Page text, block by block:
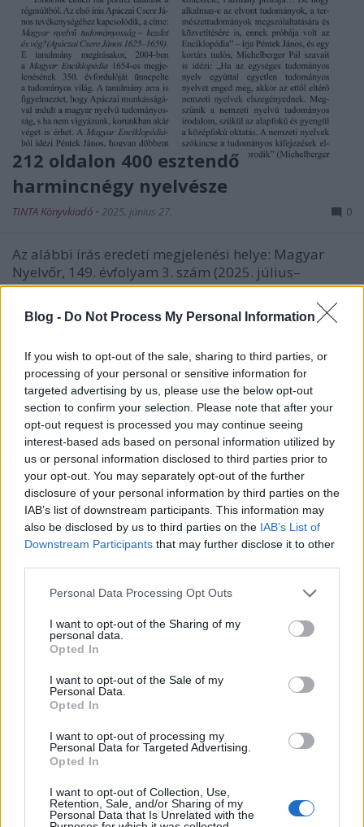
Blog - Do Not Process My Personal Information
If you wish to opt-out of the sale, sharing to third parties, or
processing of your personal or sensitive information for
targeted advertising by us, please use the below opt-out
section to confirm your selection. Please note that after your
opt-out request is processed you may continue seeing
interest-based ads based on personal information utilized by
us or personal information disclosed to third parties prior to
your opt-out. You may separately opt-out of the further
disclosure of your personal information by third parties on the
IAB’s list of downstream participants. This information may
also be disclosed by us to third parties on the IAB’s List of
Downstream Participants that may further disclose it to other
Please note that this website/app uses one or more Google
not limited to your visit or usage behaviour. You may click to
grant or deny consent to Google and its third-party tags to
use your data for below specified purposes in below Google
consent section.
Personal Data Processing Opt Outs
I want to opt-out of the Sharing of my
personal data.
Opted In
I want to opt-out of the Sale of my
Personal Data.
Opted In
I want to opt-out of processing my
Personal Data for Targeted Advertising.
Opted In
I want to opt-out of Collection, Use,
Retention, Sale, and/or Sharing of my
Personal Data that Is Unrelated with the
212 oldalon 400 esztendő
harmincnégy nyelvésze
TINTA Könyvkiadó • 2025. június 27. 0
Az alábbi írás eredeti megjelenési helye: Magyar
Nyelvőr, 149. évfolyam 3. szám (2025. július–
szeptember), 415-420. oldal
Az írás eredeti megjelenési helye: Vasárnapi Újság,
olvasóközönség sokat hallott már a csángókról,
amaz idegenbe szakadt magyarokról, akik hosszú
szokásaikat, nemzeti jellemvonásaikat annyira,
amennyire megőrizték…